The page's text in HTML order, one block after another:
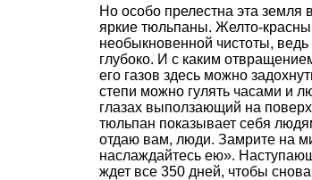
Но особо прелестна эта земля
яркие тюльпаны. Желто-
необыкновенной чистоты,
глубоко. И с каким
его газов здесь можно
степи можно гулять часами и
глазах выползающий на
тюльпан показывает себя
отдаю вам, люди. Замрите на
наслаждайтесь ею».
ждет все 350 дней, чтобы снова